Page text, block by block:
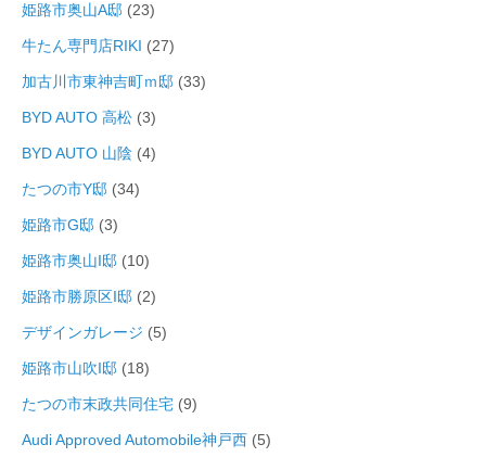
姫路市奥山A邸 (23)
牛たん専門店RIKI (27)
加古川市東神吉町ｍ邸 (33)
BYD AUTO 高松 (3)
BYD AUTO 山陰 (4)
たつの市Y邸 (34)
姫路市G邸 (3)
姫路市奥山I邸 (10)
姫路市勝原区I邸 (2)
デザインガレージ (5)
姫路市山吹I邸 (18)
たつの市末政共同住宅 (9)
Audi Approved Automobile神戸西 (5)